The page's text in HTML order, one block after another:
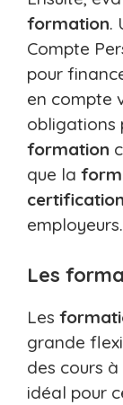
formation.
Compte
pour
en compte
obligations
formation
que la
certification
employeurs.
Les
Les
grande
des cours
idéal pour